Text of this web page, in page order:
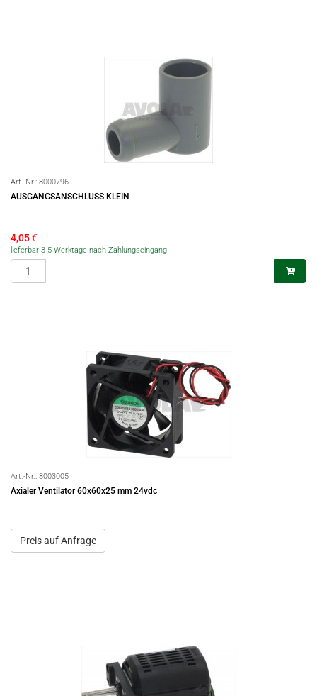
Art.-Nr.: 8000796
AUSGANGSANSCHLUSS KLEIN
4,05€
lieferbar 3-5 Werktage nach Zahlungseingang
Art.-Nr.: 8003005
Axialer Ventilator 60x60x25 mm 24vdc
Preis auf Anfrage